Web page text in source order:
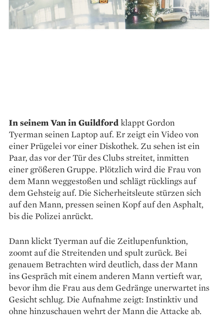
In seinem Van in Guildfordklappt Gordon
Tyerman seinen Laptop auf. Er zeigt ein Video von
einer Prügelei vor einer Diskothek. Zu sehen ist ein
Paar, das vor der Tür des Clubs streitet, inmitten
einer größeren Gruppe. Plötzlich wird die Frau von
dem Mann weggestoßen und schlägt rücklings auf
dem Gehsteig auf. Die Sicherheitsleute stürzen sich
auf den Mann, pressen seinen Kopf auf den Asphalt,
bis die Polizei anrückt.
Dann klickt Tyerman auf die Zeitlupenfunktion,
zoomt auf die Streitenden und spult zurück. Bei
genauem Betrachten wird deutlich, dass der Mann
ins Gespräch mit einem anderen Mann vertieft war,
bevor ihm die Frau aus dem Gedränge unerwartet ins
Gesicht schlug. Die Aufnahme zeigt: Instinktiv und
ohne hinzu­schauen wehrt der Mann die Attacke ab.